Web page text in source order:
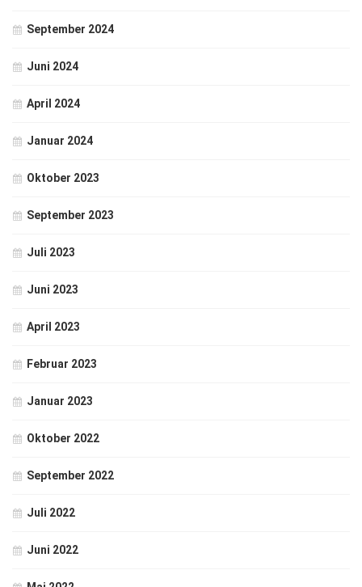
September 2024
Juni 2024
April 2024
Januar 2024
Oktober 2023
September 2023
Juli 2023
Juni 2023
April 2023
Februar 2023
Januar 2023
Oktober 2022
September 2022
Juli 2022
Juni 2022